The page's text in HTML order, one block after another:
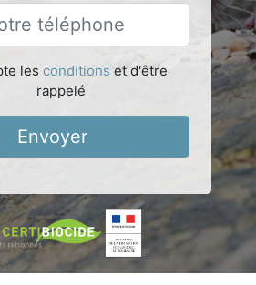
les conditions et d'être
rappelé
Envoyer